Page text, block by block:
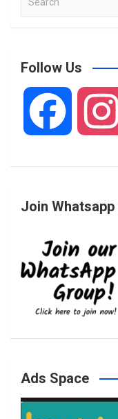
a
c
Follow Us
c
e
b
o
Join Whatsapp
Ads Space